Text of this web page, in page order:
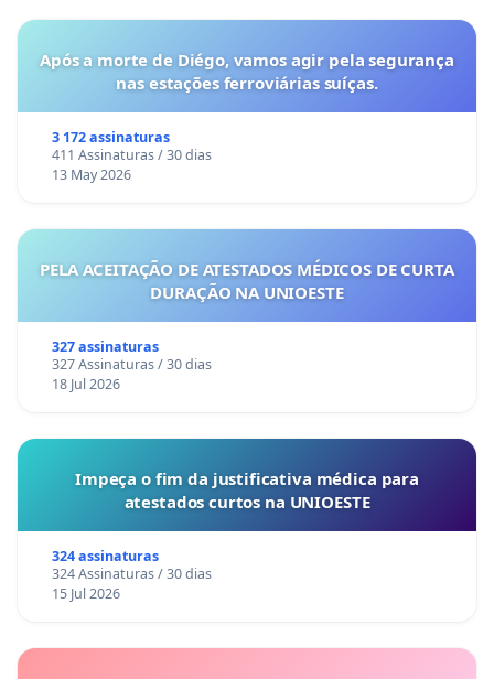
Após a morte de Diégo, vamos agir pela segurança
nas estações ferroviárias suíças.
3 172 assinaturas
411 Assinaturas / 30 dias
13 May 2026
PELA ACEITAÇÃO DE ATESTADOS MÉDICOS DE CURTA
DURAÇÃO NA UNIOESTE
327 assinaturas
327 Assinaturas / 30 dias
18 Jul 2026
Impeça o fim da justificativa médica para
atestados curtos na UNIOESTE
324 assinaturas
324 Assinaturas / 30 dias
15 Jul 2026